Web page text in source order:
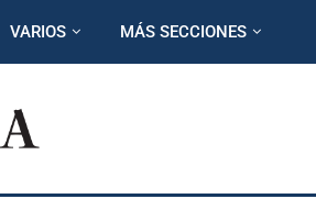
VARIOS MÁS SECCIONES